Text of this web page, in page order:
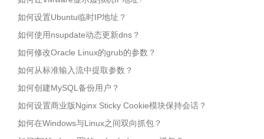
如何设置Ubuntu临时IP地址？
如何使用nsupdate动态更新dns？
如何修改Oracle Linux的grub的参数？
如何从标准输入流中提取参数？
如何创建MySQL备份用户？
如何设置商业版Nginx Sticky Cookie模块保持会话？
如何在Windows与Linux之间双向抓包？